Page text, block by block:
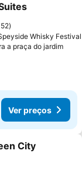
favoritos
Whisky Festival
a praça do jardimVer
Ver preços
favoritos
City